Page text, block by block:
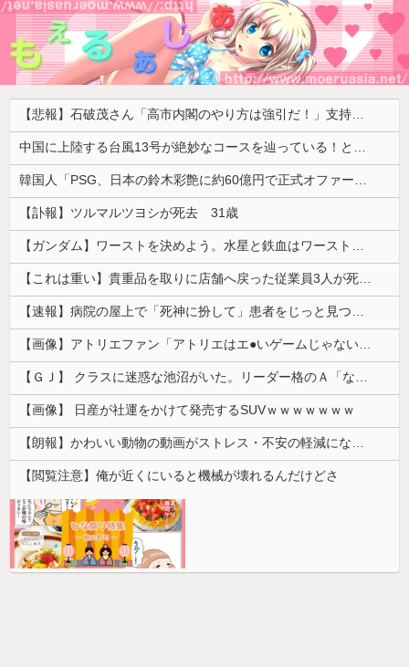
【悲報】石破茂さん「高市内閣のやり方は強引だ！」支持率下落の理由を指摘 → ﾈｯﾄ「お前が言うな」「鳥取県だけ減税無しで！」 ｗｗｗｗｗｗｗｗｗｗｗｗｗｗ
中国に上陸する台風13号が絶妙なコースを辿っている！と話題に、中国の重要都市の上に長々と居座り続けるルートで……
韓国人「PSG、日本の鈴木彩艶に約60億円で正式オファー・・・」→「あいつがそれほどなのか（ﾌﾞﾙﾌﾞﾙ）」「レギュラーとして出れるとは思わない...
【訃報】ツルマルツヨシが死去 31歳
【ガンダム】ワーストを決めよう。水星と鉄血はワーストではない。ageかジークアクスの２択だろ？
【これは重い】貴重品を取りに店舗へ戻った従業員3人が死亡 オンワードが再発防止策を発表
【速報】病院の屋上で「死神に扮して」患者をじっと見つめていた男性を逮捕
【画像】アトリエファン「アトリエはエ●いゲームじゃない！ライザを性的な目で見てる奴はにわか！」
【ＧＪ】 クラスに迷惑な池沼がいた。リーダー格のＡ「なんで支援学級に入れないんですか？」先生「背の高い低いと同じで、これも個性なの！差別は...
【画像】 日産が社運をかけて発売するSUVｗｗｗｗｗｗｗ
【朗報】かわいい動物の動画がストレス・不安の軽減になる可能性。英大学の研究で実証
【閲覧注意】俺が近くにいると機械が壊れるんだけどさ